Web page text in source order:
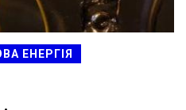
ЕНЕРГІЯ